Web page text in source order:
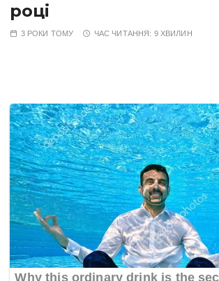
році
3 РОКИ ТОМУ ЧАС ЧИТАННЯ: 9 ХВИЛИН